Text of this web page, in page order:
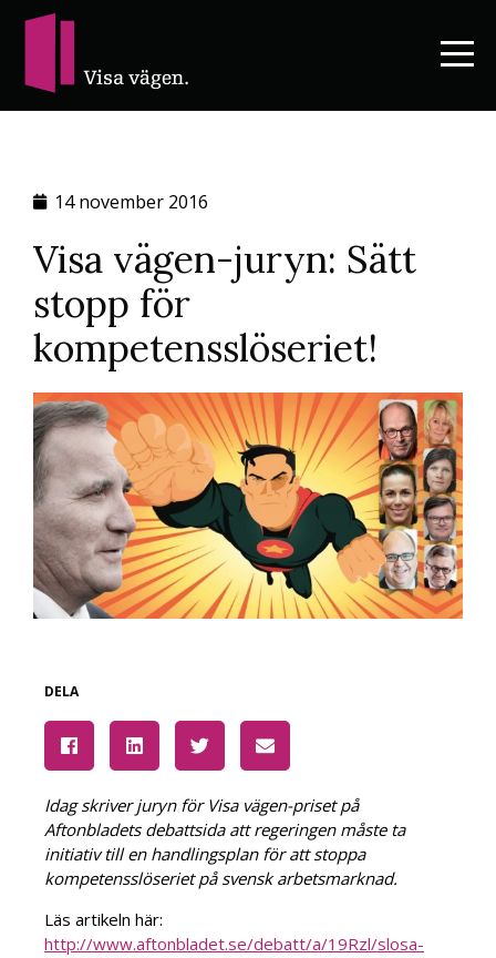
14 november 2016
Visa vägen-juryn: Sätt
stopp för
kompetensslöseriet!
DELA
Idag skriver juryn för Visa vägen-priset på
Aftonbladets debattsida att regeringen måste ta
initiativ till en handlingsplan för att stoppa
kompetensslöseriet på svensk arbetsmarknad.
Läs artikeln här:
http://www.aftonbladet.se/debatt/a/19Rzl/slosa-